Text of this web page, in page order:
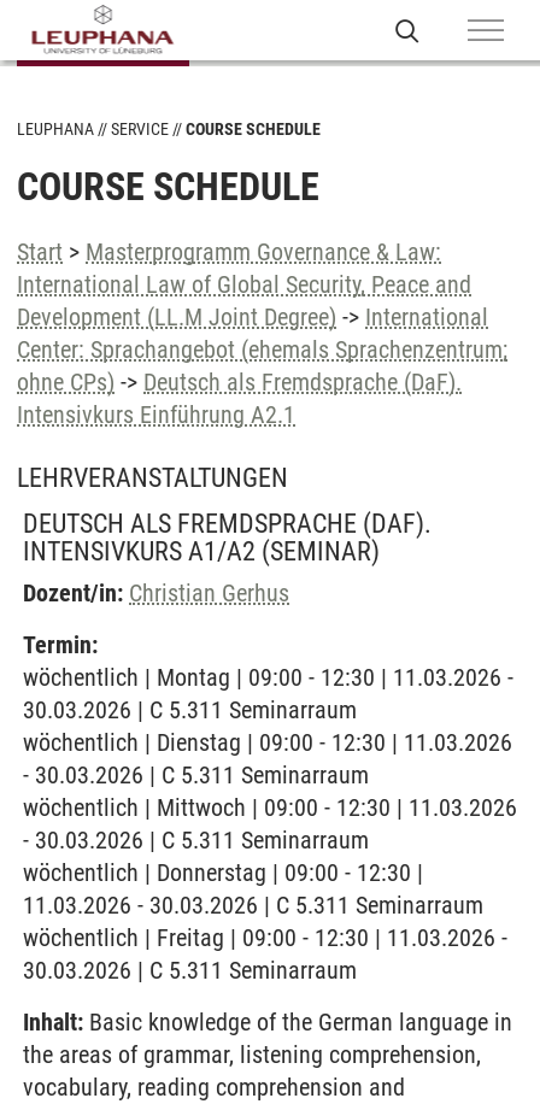
LEUPHANA SERVICE COURSE SCHEDULE
COURSE SCHEDULE
Start > Masterprogramm Governance & Law:
International Law of Global Security, Peace and
Development (LL.M Joint Degree) -> International
Center: Sprachangebot (ehemals Sprachenzentrum;
ohne CPs) -> Deutsch als Fremdsprache (DaF).
Intensivkurs Einführung A2.1
LEHRVERANSTALTUNGEN
DEUTSCH ALS FREMDSPRACHE (DAF).
INTENSIVKURS A1/A2 (SEMINAR)
Dozent/in: Christian Gerhus
Termin:
wöchentlich | Montag | 09:00 - 12:30 | 11.03.2026 -
30.03.2026 | C 5.311 Seminarraum
wöchentlich | Dienstag | 09:00 - 12:30 | 11.03.2026
- 30.03.2026 | C 5.311 Seminarraum
wöchentlich | Mittwoch | 09:00 - 12:30 | 11.03.2026
- 30.03.2026 | C 5.311 Seminarraum
wöchentlich | Donnerstag | 09:00 - 12:30 |
11.03.2026 - 30.03.2026 | C 5.311 Seminarraum
wöchentlich | Freitag | 09:00 - 12:30 | 11.03.2026 -
30.03.2026 | C 5.311 Seminarraum
Inhalt: Basic knowledge of the German language in
the areas of grammar, listening comprehension,
vocabulary, reading comprehension and